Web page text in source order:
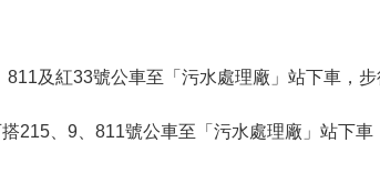
及紅33號公車至「污水處理廠」站下車，步
215、9、811號公車至「污水處理廠」站下